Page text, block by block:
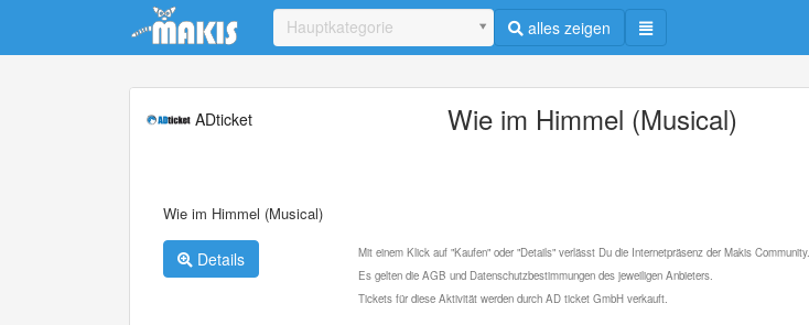
Update cookies preferences
Hauptkategorie alles zeigen
ADticket Wie im Himmel (Musical)
Wie im Himmel (Musical)
Details
Mit einem Klick auf "Kaufen" oder "Details" verlässt Du die Internetpräsenz der Makis Community.
Es gelten die AGB und Datenschutzbestimmungen des jeweiligen Anbieters.
Tickets für diese Aktivität werden durch AD ticket GmbH verkauft.